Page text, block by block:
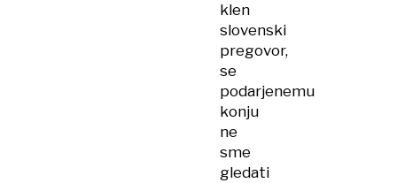
klen
slovenski
pregovor,
se
podarjenemu
konju
ne
sme
gledati